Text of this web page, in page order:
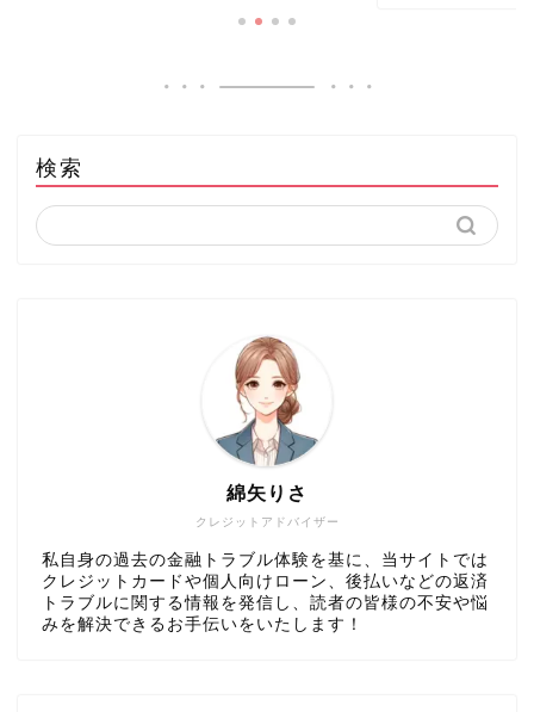
検索
クレジットアドバイザー
綿矢りさ
私自身の過去の金融トラブル体験を基に、当サイトでは
クレジットカードや個人向けローン、後払いなどの返済
トラブルに関する情報を発信し、読者の皆様の不安や悩
みを解決できるお手伝いをいたします！